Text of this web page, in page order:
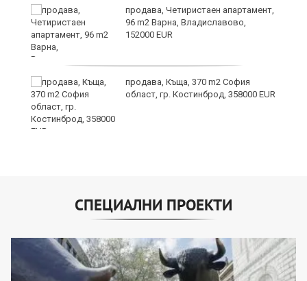
продава, Четиристаен апартамент,
96 m2 Варна, Владиславово,
152000 EUR
продава, Къща, 370 m2 София
област, гр. Костинброд, 358000 EUR
СПЕЦИАЛНИ ПРОЕКТИ